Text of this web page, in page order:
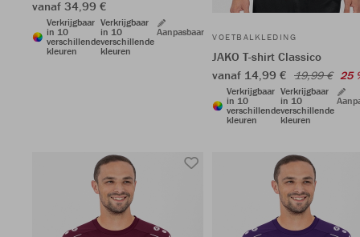
vanaf 34,99 €
Verkrijgbaar
in 10
verschillende
kleuren
Verkrijgbaar
in 10
verschillende
kleuren
Aanpasbaar VOETBALKLEDING
JAKO T-shirt Classico
vanaf 14,99 € 19,99 € 25
Verkrijgbaar
in 10
verschillende
kleuren
Verkrijgbaar
in 10
verschillende
kleuren